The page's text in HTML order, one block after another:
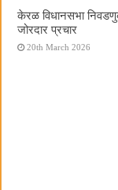
केरळ विधानसभा
जोरदार प्रचार
20th March 2026